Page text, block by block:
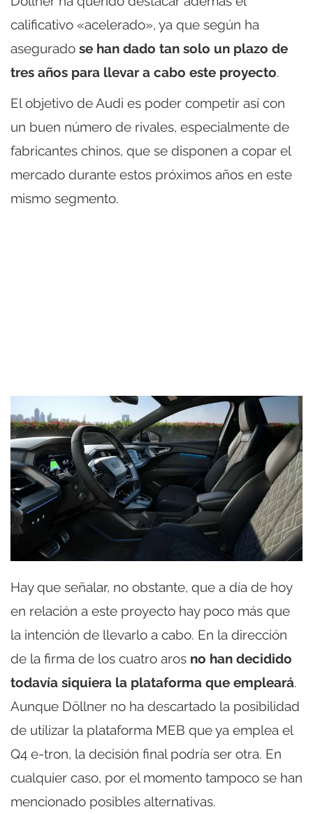
calificativo «acelerado», ya que según ha
asegurado se han dado tan solo un plazo de
tres años para llevar a cabo este proyecto.
El objetivo de Audi es poder competir así con
un buen número de rivales, especialmente de
fabricantes chinos, que se disponen a copar el
mercado durante estos próximos años en este
mismo segmento.
Hay que señalar, no obstante, que a día de hoy
en relación a este proyecto hay poco más que
la intención de llevarlo a cabo. En la dirección
de la firma de los cuatro aros no han decidido
todavía siquiera la plataforma que empleará.
Aunque Döllner no ha descartado la posibilidad
de utilizar la plataforma MEB que ya emplea el
Q4 e-tron, la decisión final podría ser otra. En
cualquier caso, por el momento tampoco se han
mencionado posibles alternativas.